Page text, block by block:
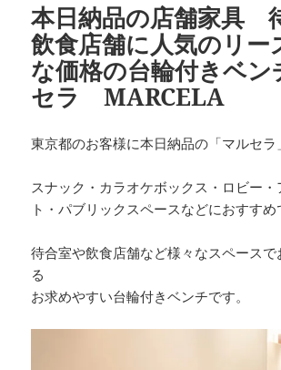
本日納品の店舗家具
飲食店舗に人気のリー
な価格の台輪付きベ
セラ MARCELA
東京都のお客様に本日納品の「マルセラ
スナック・カラオケボックス・ロビー
ト・パブリックスペースなどにおすすめ
待合室や飲食店舗など様々なスペース
る
お求めやすい台輪付きベンチです。